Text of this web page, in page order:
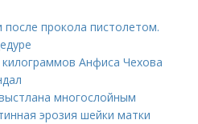
прокола пистолетом.
Анфиса Чехова
многослойным
эрозия шейки матки